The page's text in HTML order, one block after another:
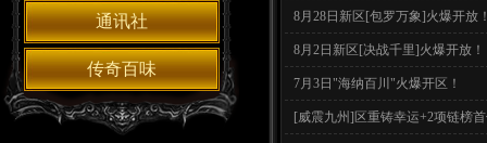
通讯社
传奇百味
8月28日新区[包罗万象]火爆开放
8月2日新区[决战千里]火爆开放！
7月3日"海纳百川"火爆开区！
[威震九州]区重铸幸运+2项链榜